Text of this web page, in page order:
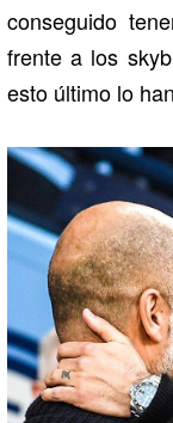
conseguido
frente a los
esto último lo